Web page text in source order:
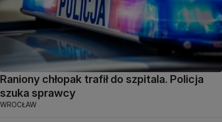
Raniony chłopak trafił do szpitala. Policja
szuka sprawcy
WROCŁAW